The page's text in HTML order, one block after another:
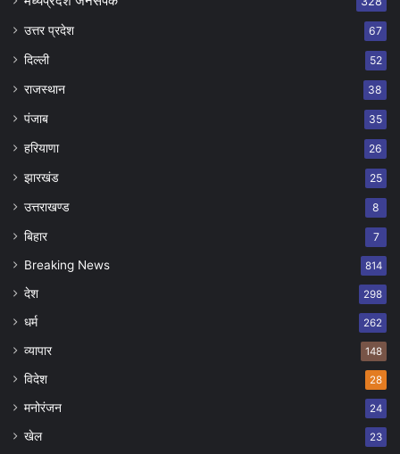
उत्तर प्रदेश 67
दिल्ली 52
राजस्थान 38
पंजाब 35
हरियाणा 26
झारखंड 25
उत्तराखण्ड 8
बिहार 7
Breaking News 814
देश 298
धर्म 262
व्यापार 148
विदेश 28
मनोरंजन 24
खेल 23